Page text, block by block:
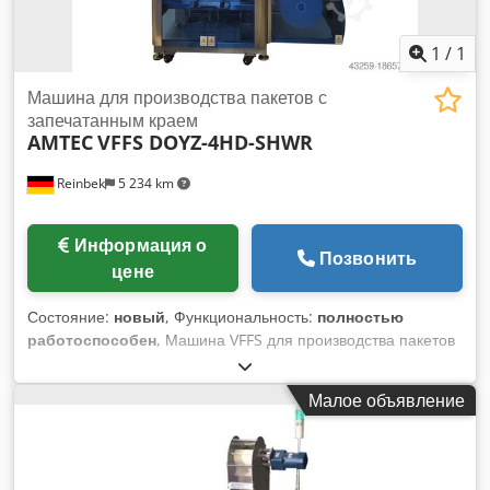
1 / 1
Reinbek 5 234 km
Машина для производства пакетов с
запечатанным краем
AMTECVFFS DOYZ-4HD-SHWR
цене
Позвонить
Состояние: новый, Функциональность: полностью
работоспособен, Машина VFFS для производства пакетов
«дой-пак» с застежкой-молнией, включающая 4-х
головочную линейную линейку. Оснащен: сенсорным
экраном, ПЛК, фотодатчиком (обнаружение метки печати)
для определения положения запечатывания/отрезания,
пневматическим запечатывающим устройством для
запечатывания концов, серводвигателем для отрыва
Малое объявление